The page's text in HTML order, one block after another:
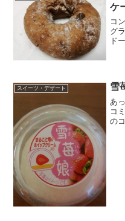
ケ
コ
グ
ド
す
スイーツ・デザート 雪
あ
コ
の